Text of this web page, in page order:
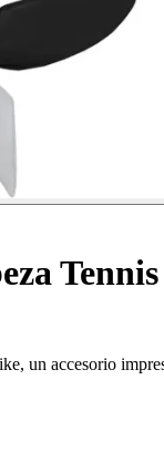
Tennis
un accesorio